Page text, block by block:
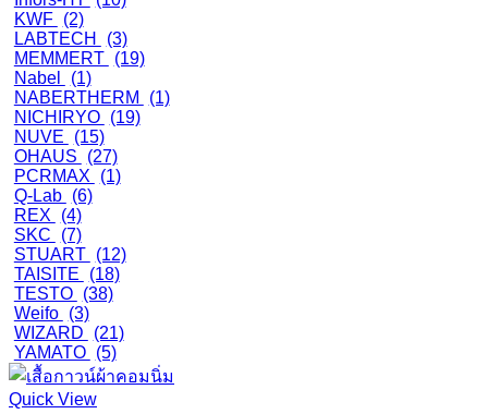
KWF (2)
LABTECH
(3)
MEMMERT (19)
Nabel
(1)
NABERTHERM
(1)
NICHIRYO (19)
NUVE
(15)
OHAUS
(27)
PCRMAX
(1)
Q-Lab (6)
REX
(4)
SKC
(7)
STUART (12)
TAISITE
(18)
TESTO (38)
Weifo (3)
WIZARD
(21)
YAMATO (5)
Quick View